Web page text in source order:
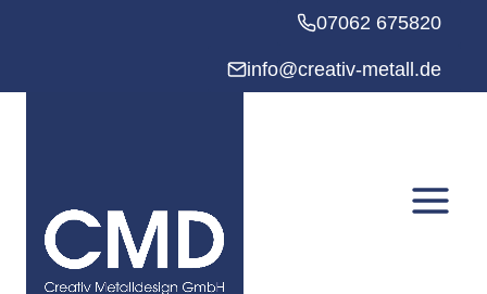
07062 675820
info@creativ-metall.de